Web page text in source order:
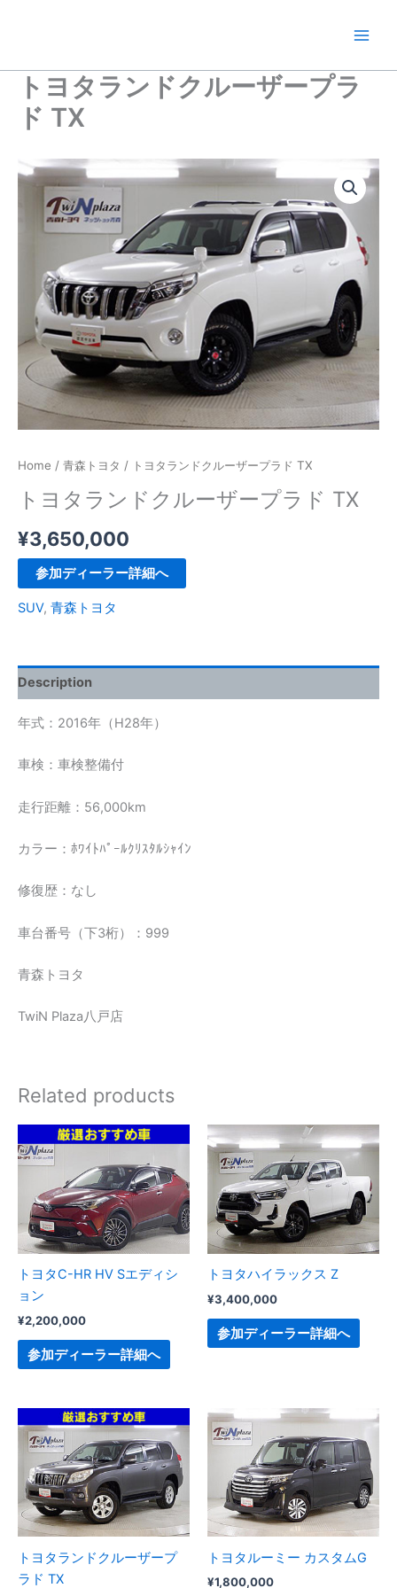
ス
トヨタランドクルーザープラ
ド TX
Home / 青森トヨタ / トヨタランドクルーザープラド TX
トヨタランドクルーザープラド TX
¥3,650,000
参加ディーラー詳細へ
SUV, 青森トヨタ
Description
年式：2016年（H28年）
車検：車検整備付
走行距離：56,000km
カラー：ﾎﾜｲﾄﾊﾟｰﾙｸﾘｽﾀﾙｼｬｲﾝ
修復歴：なし
車台番号（下3桁）：999
青森トヨタ
TwiN Plaza八戸店
Related products
トヨタC-HR HV Sエディシ
ョン
¥2,200,000
参加ディーラー詳細へ
トヨタハイラックス Z
¥3,400,000
参加ディーラー詳細へ
トヨタランドクルーザープ
ラド TX
トヨタルーミー カスタムG
¥1,800,000